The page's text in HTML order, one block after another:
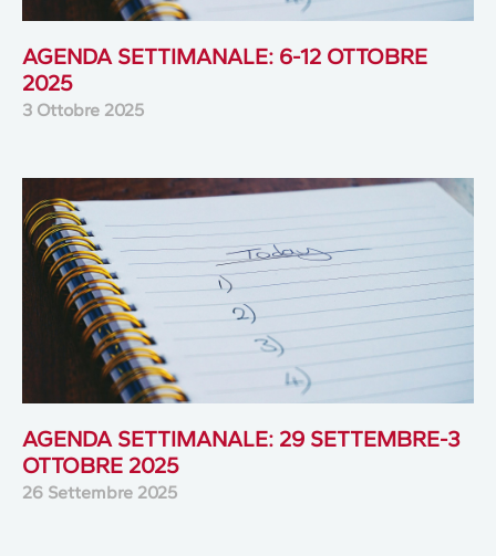
AGENDA SETTIMANALE: 6-12 OTTOBRE
2025
3 Ottobre 2025
AGENDA SETTIMANALE: 29 SETTEMBRE-3
OTTOBRE 2025
26 Settembre 2025